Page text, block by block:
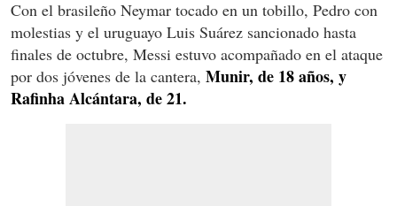
Con el brasileño Neymar tocado en un tobillo, Pedro con
molestias y el uruguayo Luis Suárez sancionado hasta
finales de octubre, Messi estuvo acompañado en el ataque
por dos jóvenes de la cantera, Munir, de 18 años, y
Rafinha Alcántara, de 21.